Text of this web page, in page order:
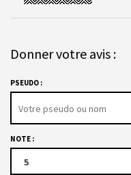
Donner votre avis :
PSEUDO :
NOTE :
5